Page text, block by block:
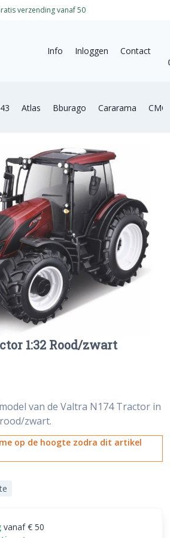
verzending vanaf 50
Info Inloggen
Contact
Atlas Bburago Cararama CMC
1:32 Rood/zwart
van de Valtra N174 Tractor in
zwart.
op de hoogte zodra dit artikel
vanaf € 50